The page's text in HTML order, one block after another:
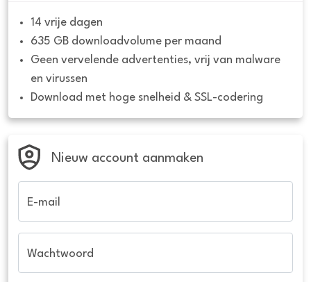
14 vrije dagen
635 GB downloadvolume per maand
Geen vervelende advertenties, vrij van malware
en virussen
Download met hoge snelheid & SSL-codering
Nieuw account aanmaken
E-mail
Wachtwoord